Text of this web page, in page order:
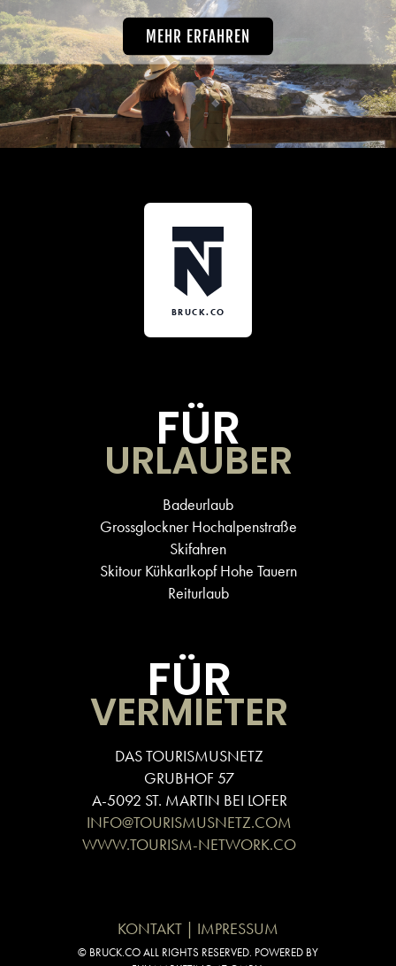
MEHR ERFAHREN
BRUCK.CO
FÜR
URLAUBER
Badeurlaub
Grossglockner Hochalpenstraße
Skifahren
Skitour Kühkarlkopf Hohe Tauern
Reiturlaub
FÜR
VERMIETER
DAS TOURISMUSNETZ
GRUBHOF 57
A-5092 ST. MARTIN BEI LOFER
INFO@TOURISMUSNETZ.COM
WWW.TOURISM-NETWORK.CO
KONTAKT | IMPRESSUM
© BRUCK.CO ALL RIGHTS RESERVED. POWERED BY